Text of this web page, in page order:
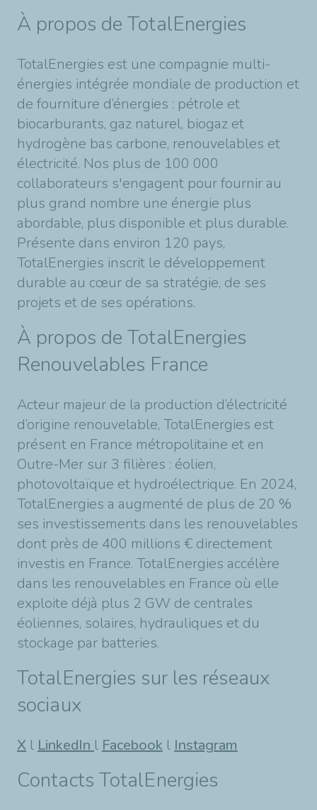
À propos de TotalEnergies
TotalEnergies est une compagnie multi-
énergies intégrée mondiale de production et
de fourniture d’énergies : pétrole et
biocarburants, gaz naturel, biogaz et
hydrogène bas carbone, renouvelables et
électricité. Nos plus de 100 000
collaborateurs s'engagent pour fournir au
plus grand nombre une énergie plus
abordable, plus disponible et plus durable.
Présente dans environ 120 pays,
TotalEnergies inscrit le développement
durable au cœur de sa stratégie, de ses
projets et de ses opérations.
À propos de TotalEnergies
Renouvelables France
Acteur majeur de la production d’électricité
d’origine renouvelable, TotalEnergies est
présent en France métropolitaine et en
Outre-Mer sur 3 filières : éolien,
photovoltaïque et hydroélectrique. En 2024,
TotalEnergies a augmenté de plus de 20 %
ses investissements dans les renouvelables
dont près de 400 millions € directement
investis en France. TotalEnergies accélère
dans les renouvelables en France où elle
exploite déjà plus 2 GW de centrales
éoliennes, solaires, hydrauliques et du
stockage par batteries.
TotalEnergies sur les réseaux
sociaux
X l LinkedIn l Facebook l Instagram
Contacts TotalEnergies